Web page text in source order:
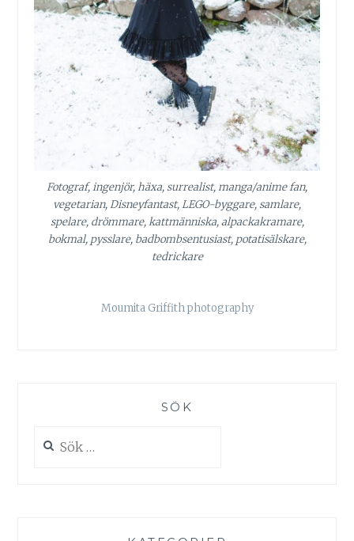
Fotograf, ingenjör, häxa, surrealist, manga/anime fan,
vegetarian, Disneyfantast, LEGO-byggare, samlare,
spelare, drömmare, kattmänniska, alpackakramare,
bokmal, pysslare, badbombsentusiast, potatisälskare,
tedrickare
Moumita Griffith photography
SÖK
efter: